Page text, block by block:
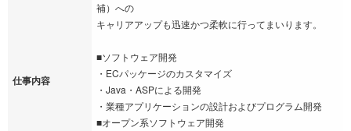
仕事内容
補）への
キャリアアップも迅速かつ柔軟に行ってまいります。
■ソフトウェア開発
・ECパッケージのカスタマイズ
・Java・ASPによる開発
・業種アプリケーションの設計およびプログラム開発
■オープン系ソフトウェア開発